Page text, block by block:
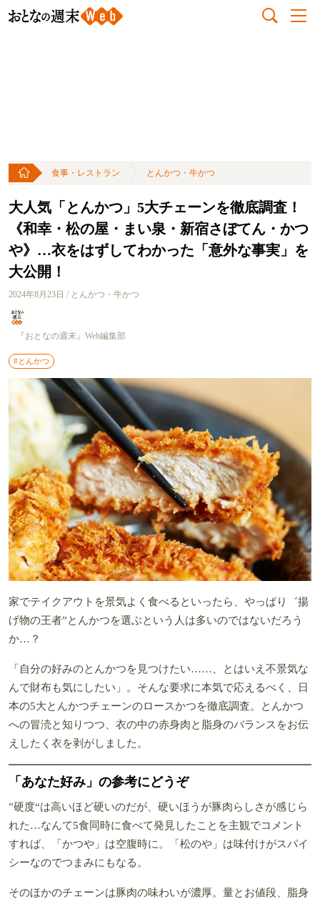
食事・レストラン とんかつ・牛かつ
大人気「とんかつ」5大チェーンを徹底調査！
《和幸・松の屋・まい泉・新宿さぼてん・かつ
や》…衣をはずしてわかった「意外な事実」を
大公開！
2024年8月23日 / とんかつ・牛かつ
『おとなの週末』Web編集部
#とんかつ
家でテイクアウトを景気よく食べるといったら、やっぱり゛揚
げ物の王者”とんかつを選ぶという人は多いのではないだろう
か…？
「自分の好みのとんかつを見つけたい……、とはいえ不景気な
んで財布も気にしたい」。そんな要求に本気で応えるべく、日
本の5大とんかつチェーンのロースかつを徹底調査。とんかつ
への冒涜と知りつつ、衣の中の赤身肉と脂身のバランスをお伝
えしたく衣を剥がしました。
「あなた好み」の参考にどうぞ
”硬度“は高いほど硬いのだが、硬いほうが豚肉らしさが感じら
れた…なんて5食同時に食べて発見したことを主観でコメント
すれば、「かつや」は空腹時に。「松のや」は味付けがスパイ
シーなのでつまみにもなる。
そのほかのチェーンは豚肉の味わいが濃厚。量とお値段、脂身